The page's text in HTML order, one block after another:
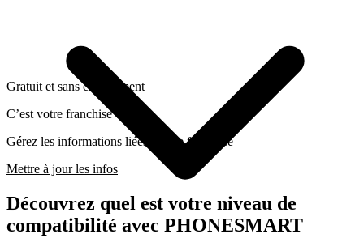
Gratuit et sans engagement
C’est votre franchise ?
Gérez les informations liées a cette franchise
Mettre à jour les infos
Découvrez quel est votre niveau de
compatibilité avec PHONESMART